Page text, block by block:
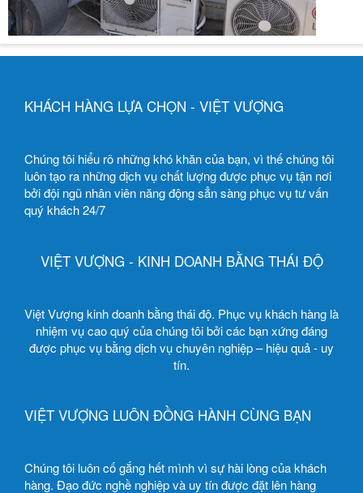
KHÁCH HÀNG LỰA CHỌN - VIỆT VƯỢNG
Chúng tôi hiểu rõ những khó khăn của bạn, vì thế chúng tôi
luôn tạo ra những dịch vụ chất lượng được phục vụ tận nơi
bởi đội ngũ nhân viên năng động sẳn sàng phục vụ tư vấn
quý khách 24/7
VIỆT VƯỢNG - KINH DOANH BẰNG THÁI ĐỘ
Việt Vượng kinh doanh bằng thái độ. Phục vụ khách hàng là
nhiệm vụ cao quý của chúng tôi bởi các bạn xứng đáng
được phục vụ bằng dịch vụ chuyên nghiệp – hiệu quả - uy
tín.
VIỆT VƯỢNG LUÔN ĐỒNG HÀNH CÙNG BẠN
Chúng tôi luôn cố gắng hết mình vì sự hài lòng của khách
hàng. Đạo đức nghề nghiệp và uy tín được đặt lên hàng